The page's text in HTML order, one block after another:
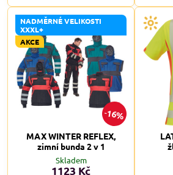
16%
NADMĚRNÉ VELIKOSTI
XXXL+
AKCE
MAX WINTER REFLEX,
zimní bunda 2 v 1
Skladem
1123 Kč